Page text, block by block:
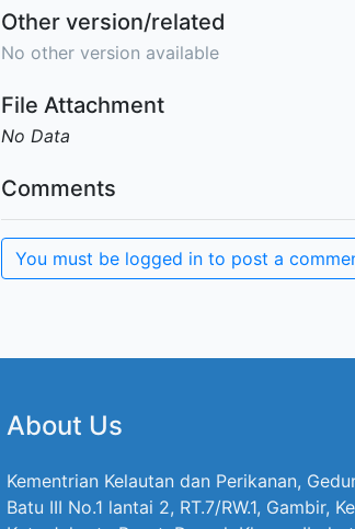
Other version/related
No other version available
File Attachment
No Data
Comments
You must be logged in to post a
About Us
Kementrian Kelautan dan Perikanan,
Batu III No.1 lantai 2, RT.7/RW.1, Gambir,